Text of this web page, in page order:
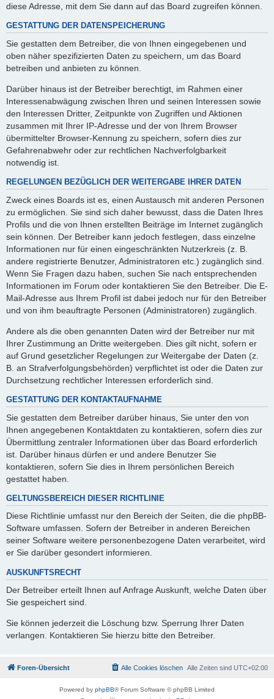
diese Adresse, mit dem Sie dann auf das Board zugreifen können.
GESTATTUNG DER DATENSPEICHERUNG
Sie gestatten dem Betreiber, die von Ihnen eingegebenen und
oben näher spezifizierten Daten zu speichern, um das Board
betreiben und anbieten zu können.
Darüber hinaus ist der Betreiber berechtigt, im Rahmen einer
Interessenabwägung zwischen Ihren und seinen Interessen sowie
den Interessen Dritter, Zeitpunkte von Zugriffen und Aktionen
zusammen mit Ihrer IP-Adresse und der von Ihrem Browser
übermittelter Browser-Kennung zu speichern, sofern dies zur
Gefahrenabwehr oder zur rechtlichen Nachverfolgbarkeit
notwendig ist.
REGELUNGEN BEZÜGLICH DER WEITERGABE IHRER DATEN
Zweck eines Boards ist es, einen Austausch mit anderen Personen
zu ermöglichen. Sie sind sich daher bewusst, dass die Daten Ihres
Profils und die von Ihnen erstellten Beiträge im Internet zugänglich
sein können. Der Betreiber kann jedoch festlegen, dass einzelne
Informationen nur für einen eingeschränkten Nutzerkreis (z. B.
andere registrierte Benutzer, Administratoren etc.) zugänglich sind.
Wenn Sie Fragen dazu haben, suchen Sie nach entsprechenden
Informationen im Forum oder kontaktieren Sie den Betreiber. Die E-
Mail-Adresse aus Ihrem Profil ist dabei jedoch nur für den Betreiber
und von ihm beauftragte Personen (Administratoren) zugänglich.
Andere als die oben genannten Daten wird der Betreiber nur mit
Ihrer Zustimmung an Dritte weitergeben. Dies gilt nicht, sofern er
auf Grund gesetzlicher Regelungen zur Weitergabe der Daten (z.
B. an Strafverfolgungsbehörden) verpflichtet ist oder die Daten zur
Durchsetzung rechtlicher Interessen erforderlich sind.
GESTATTUNG DER KONTAKTAUFNAHME
Sie gestatten dem Betreiber darüber hinaus, Sie unter den von
Ihnen angegebenen Kontaktdaten zu kontaktieren, sofern dies zur
Übermittlung zentraler Informationen über das Board erforderlich
ist. Darüber hinaus dürfen er und andere Benutzer Sie
kontaktieren, sofern Sie dies in Ihrem persönlichen Bereich
gestattet haben.
GELTUNGSBEREICH DIESER RICHTLINIE
Diese Richtlinie umfasst nur den Bereich der Seiten, die die phpBB-
Software umfassen. Sofern der Betreiber in anderen Bereichen
seiner Software weitere personenbezogene Daten verarbeitet, wird
er Sie darüber gesondert informieren.
AUSKUNFTSRECHT
Der Betreiber erteilt Ihnen auf Anfrage Auskunft, welche Daten über
Sie gespeichert sind.
Sie können jederzeit die Löschung bzw. Sperrung Ihrer Daten
verlangen. Kontaktieren Sie hierzu bitte den Betreiber.
Foren-Übersicht Alle Zeiten sind UTC+02:00
Alle Cookies löschen
Powered by phpBB® Forum Software © phpBB Limited